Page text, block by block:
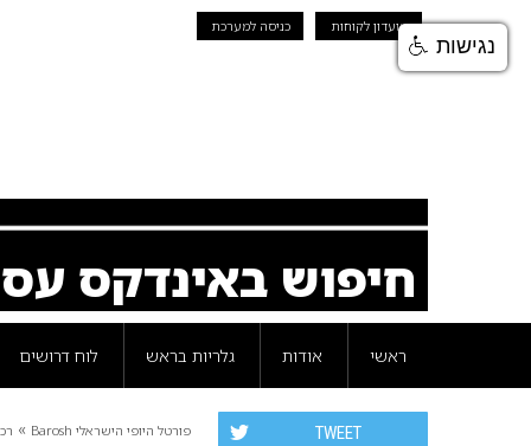
מועדון לקוחות כניסה למערכת
חיפוש באינדקס
ראשי אודות גלריות בראש לוח דרושים
פורטל היופי הישראלי Barosh » TWEET
נגישות